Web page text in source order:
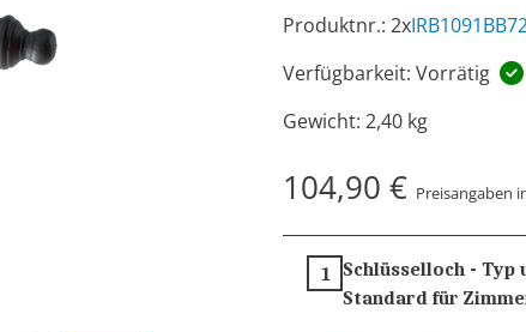
Produktnr.: 2x
Verfügbarkeit: Vorrätig
Gewicht: 2,40 kg
104,90 € Preisangaben
1 Schlüsselloch - Typ
Standard für